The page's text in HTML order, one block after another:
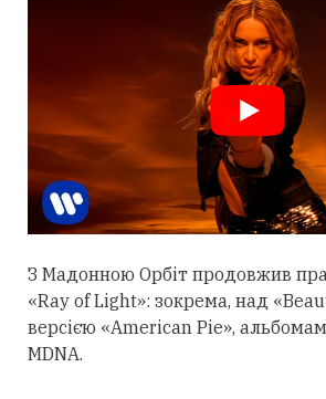
З Мадонною Орбіт продовжив
«Ray of Light»: зокрема, над
версією «American Pie»,
MDNA.